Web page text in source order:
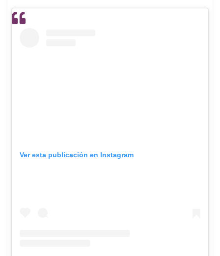
Ver esta publicación en Instagram